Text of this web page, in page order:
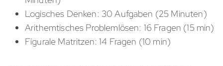
Logisches Denken: 30 Aufgaben (25 Minuten)
Arithemtisches Problemlösen: 16 Fragen (15 min)
Figurale Matritzen: 14 Fragen (10 min)